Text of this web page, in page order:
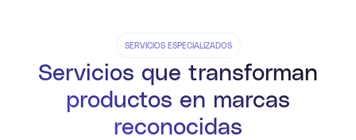
SERVICIOS ESPECIALIZADOS
Servicios que transforman
productos en marcas
reconocidas